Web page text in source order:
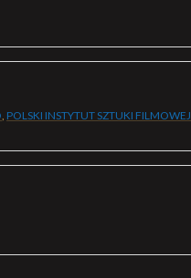
, POLSKI INSTYTUT SZTUKI FILMOWEJ